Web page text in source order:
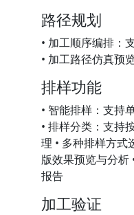
路径规划
• 加工顺序编排：
• 加工路径仿真预
排样功能
• 智能排样：支持
• 排样分类：支持
理 • 多种排样方式
版效果预览与分析
报告
加工验证